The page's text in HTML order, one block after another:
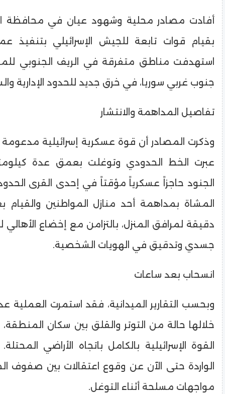
​أفادت مصادر محلية وشهود عيان في محافظة
بقيام قوات تابعة للجيش الإسرائيلي بتنفيذ
استهدفت مناطق متفرقة في الريف الجنوبي
جنوب غربي سوريا، في خرق جديد للحدود الإدارية
​تفاصيل المداهمة والانتشار
​وذكرت المصادر أن قوة عسكرية إسرائيلية مدعومة
عبرت الخط الحدودي وتوغلت بعمق عدة
الجنود حاجزاً عسكرياً مؤقتاً في إحدى القرى
المشاة بمداهمة أحد منازل المواطنين
دقيقة لمرافق المنزل، بالتزامن مع إخضاع
جسدي وتدقيق في الهويات الشخصية.
​انسحاب بعد ساعات
​وبحسب التقارير الميدانية، فقد استمرت
خلالها حالة من التوتر والقلق بين سكان
القوة الإسرائيلية بالكامل باتجاه الأراضي
الواردة حتى الآن عن وقوع اعتقالات بين صفوف
مواجهات مسلحة أثناء التوغل.